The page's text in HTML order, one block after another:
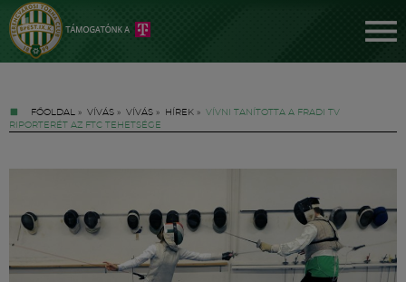
FŐOLDAL » VÍVÁS » VÍVÁS » HÍREK » VÍVNI TANÍTOTTA A FRADI TV
RIPORTERÉT AZ FTC TEHETSÉGE
Jegyek